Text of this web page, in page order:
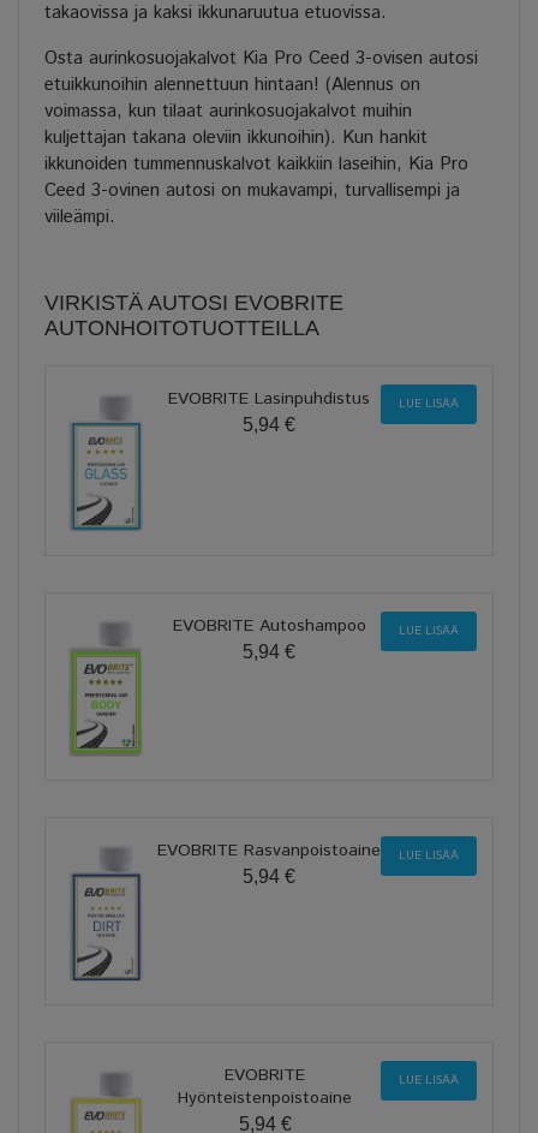
takaovissa ja kaksi ikkunaruutua etuovissa.
Osta aurinkosuojakalvot Kia Pro Ceed 3-ovisen autosi
etuikkunoihin alennettuun hintaan! (Alennus on
voimassa, kun tilaat aurinkosuojakalvot muihin
kuljettajan takana oleviin ikkunoihin). Kun hankit
ikkunoiden tummennuskalvot kaikkiin laseihin, Kia Pro
Ceed 3-ovinen autosi on mukavampi, turvallisempi ja
viileämpi.
VIRKISTÄ AUTOSI EVOBRITE
AUTONHOITOTUOTTEILLA
EVOBRITE Lasinpuhdistus
5,94 €
LUE LISÄÄ
EVOBRITE Autoshampoo
5,94 €
LUE LISÄÄ
EVOBRITE Rasvanpoistoaine
5,94 €
LUE LISÄÄ
EVOBRITE
Hyönteistenpoistoaine
5,94 €
LUE LISÄÄ